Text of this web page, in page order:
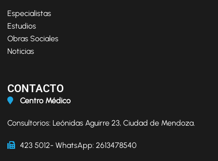
Especialistas
Estudios
Obras Sociales
Noticias
CONTACTO
Centro Médico
Consultorios: Leónidas Aguirre 23, Ciudad de Mendoza.
423 5012- WhatsApp: 2613478540